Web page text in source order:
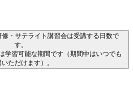
・サテライト講習会は受講する日数で
す。
学習可能な期間です（期間中はいつでも
ただけます）。